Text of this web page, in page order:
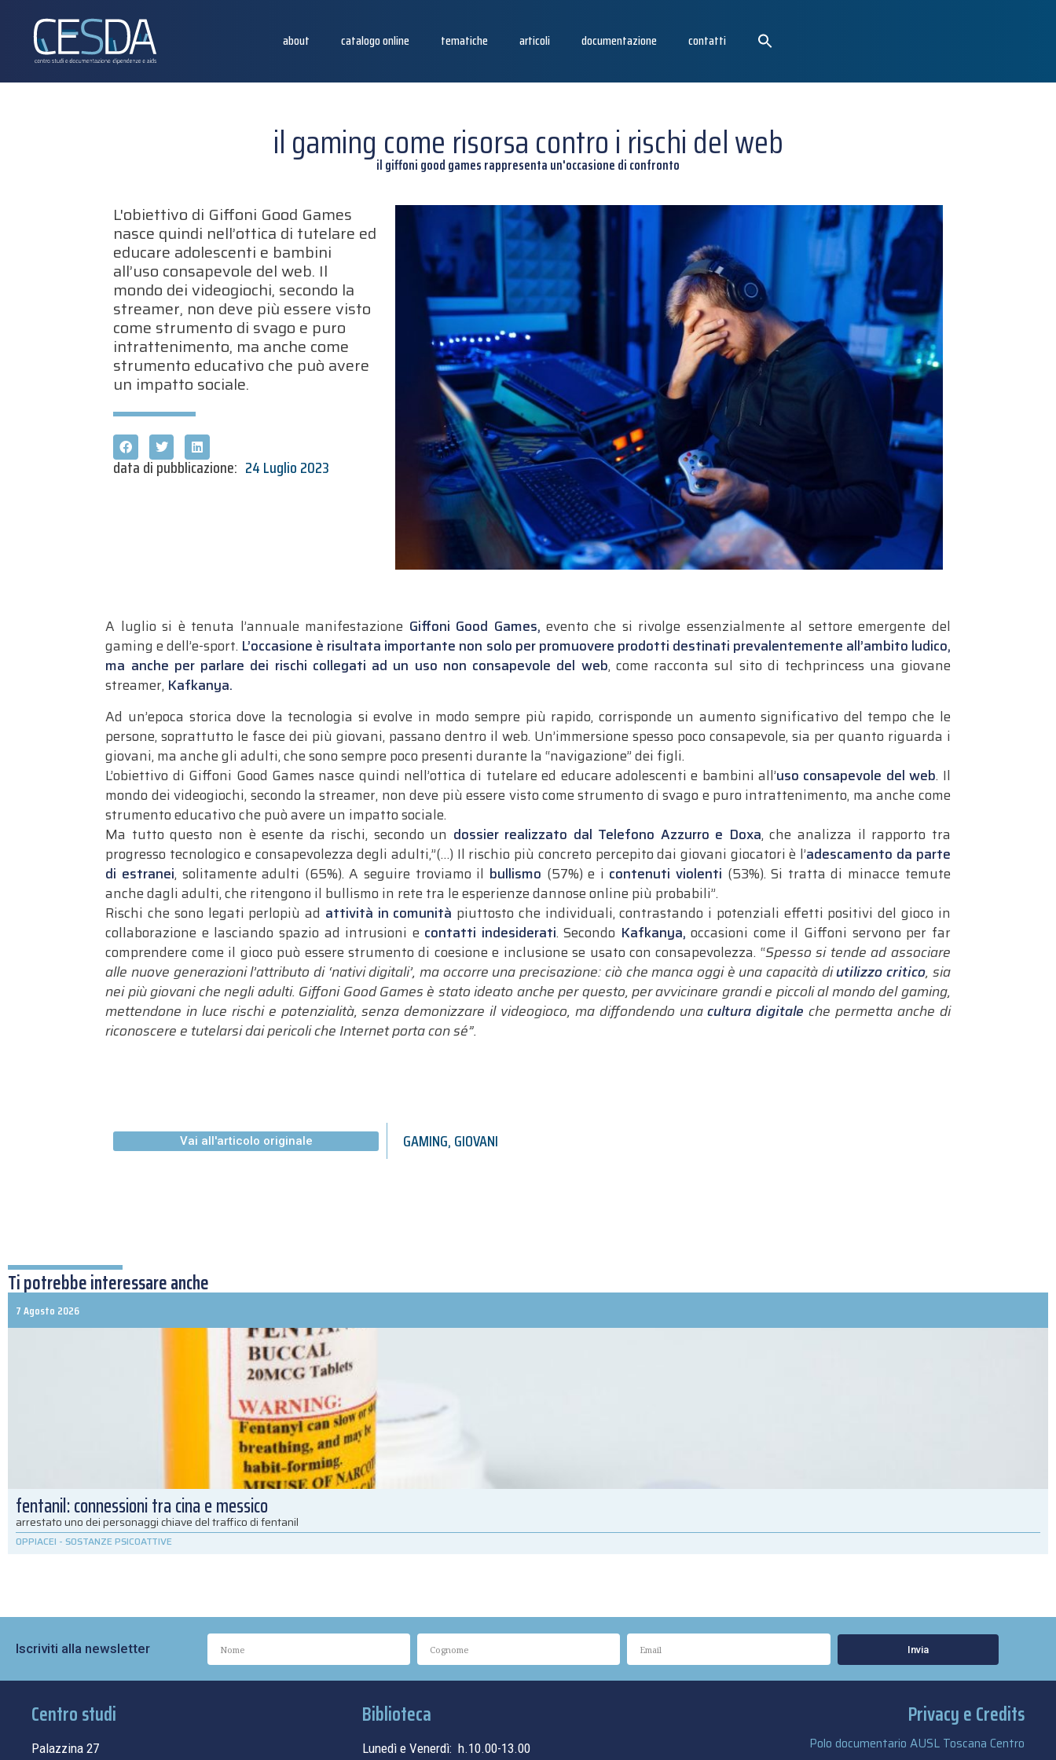
about catalogo online tematiche articoli documentazione contatti
il gaming come risorsa contro i rischi del web
il giffoni good games rappresenta un'occasione di confronto
L'obiettivo di Giffoni Good Games
nasce quindi nell’ottica di tutelare ed
educare adolescenti e bambini
all’uso consapevole del web. Il
mondo dei videogiochi, secondo la
streamer, non deve più essere visto
come strumento di svago e puro
intrattenimento, ma anche come
strumento educativo che può avere
un impatto sociale.
data di pubblicazione: 24 Luglio 2023
A luglio si è tenuta l’annuale manifestazione Giffoni Good Games, evento che si rivolge essenzialmente al settore emergente del
gaming e dell’e-sport. L’occasione è risultata importante non solo per promuovere prodotti destinati prevalentemente all’ambito ludico,
ma anche per parlare dei rischi collegati ad un uso non consapevole del web, come racconta sul sito di techprincess una giovane
streamer, Kafkanya.
Ad un’epoca storica dove la tecnologia si evolve in modo sempre più rapido, corrisponde un aumento significativo del tempo che le
persone, soprattutto le fasce dei più giovani, passano dentro il web. Un’immersione spesso poco consapevole, sia per quanto riguarda i
giovani, ma anche gli adulti, che sono sempre poco presenti durante la “navigazione” dei figli.
L’obiettivo di Giffoni Good Games nasce quindi nell’ottica di tutelare ed educare adolescenti e bambini all’uso consapevole del web. Il
mondo dei videogiochi, secondo la streamer, non deve più essere visto come strumento di svago e puro intrattenimento, ma anche come
strumento educativo che può avere un impatto sociale.
Ma tutto questo non è esente da rischi, secondo un dossier realizzato dal Telefono Azzurro e Doxa, che analizza il rapporto tra
progresso tecnologico e consapevolezza degli adulti,”(…) Il rischio più concreto percepito dai giovani giocatori è l’adescamento da parte
di estranei, solitamente adulti (65%). A seguire troviamo il bullismo (57%) e i contenuti violenti (53%). Si tratta di minacce temute
anche dagli adulti, che ritengono il bullismo in rete tra le esperienze dannose online più probabili”.
Rischi che sono legati perlopiù ad attività in comunità piuttosto che individuali, contrastando i potenziali effetti positivi del gioco in
collaborazione e lasciando spazio ad intrusioni e contatti indesiderati. Secondo Kafkanya,occasioni come il Giffoni servono per far
comprendere come il gioco può essere strumento di coesione e inclusione se usato con consapevolezza. “Spesso si tende ad associare
alle nuove generazioni l’attributo di ‘nativi digitali’, ma occorre una precisazione: ciò che manca oggi è una capacità diutilizzo critico, sia
nei più giovani che negli adulti. Giffoni Good Games è stato ideato anche per questo, per avvicinare grandi e piccoli al mondo del gaming,
mettendone in luce rischi e potenzialità, senza demonizzare il videogioco, ma diffondendo unacultura digitaleche permetta anche di
riconoscere e tutelarsi dai pericoli che Internet porta con sé”.
Vai all'articolo originale GAMING,GIOVANI
Ti potrebbe interessare anche
7 Agosto 2026
fentanil: connessioni tra cina e messico
arrestato uno dei personaggi chiave del traffico di fentanil
OPPIACEI - SOSTANZE PSICOATTIVE
Iscriviti alla newsletter Invia
Centro studi
Palazzina 27
Biblioteca
Lunedì e Venerdì: h.10.00-13.00
Privacy e Credits
Polo documentario AUSL Toscana Centro